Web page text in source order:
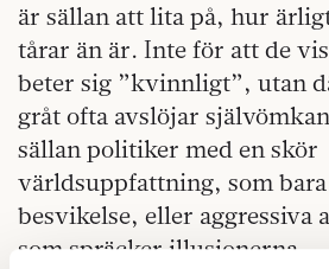
är sällan att lita på, hur
tårar än är. Inte för att de
beter sig ”kvinnligt”, utan
gråt ofta avslöjar
sällan politiker med en skör
världsuppfattning, som
besvikelse, eller aggressiva
som spräcker illusionerna.